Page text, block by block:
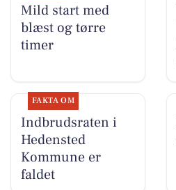
Mild start med
blæst og tørre
timer
FAKTA OM
Indbrudsraten i
Hedensted
Kommune er
faldet